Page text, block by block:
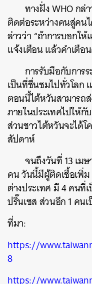
ทางฝั่ง WHO กล่
ติดต่อระหว่างคนสู่คน
ล่าวว่า “ถ้าการบอกใ
แจ้งเตือน แล้วคำเตือ
การรับมือกับการ
เป็นที่ชื่นชมไปทั่วโลก
ตอนนี้ไต้หวันสามารถ
ภายในประเทศไปให้กั
ส่วนชาวไต้หวันจะได้
สัปดาห์
จนถึงวันที่ 13 เม
คน วันนี้มีผู้ติดเชื้อเพิ่
ต่างประเทศ มี 4 คนที่
ปริ๊นเซส ส่วนอีก 1 คน
ที่มา:
https://
8
https://